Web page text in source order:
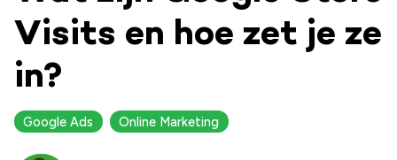
Visits en hoe zet je ze
in?
Google Ads Online Marketing